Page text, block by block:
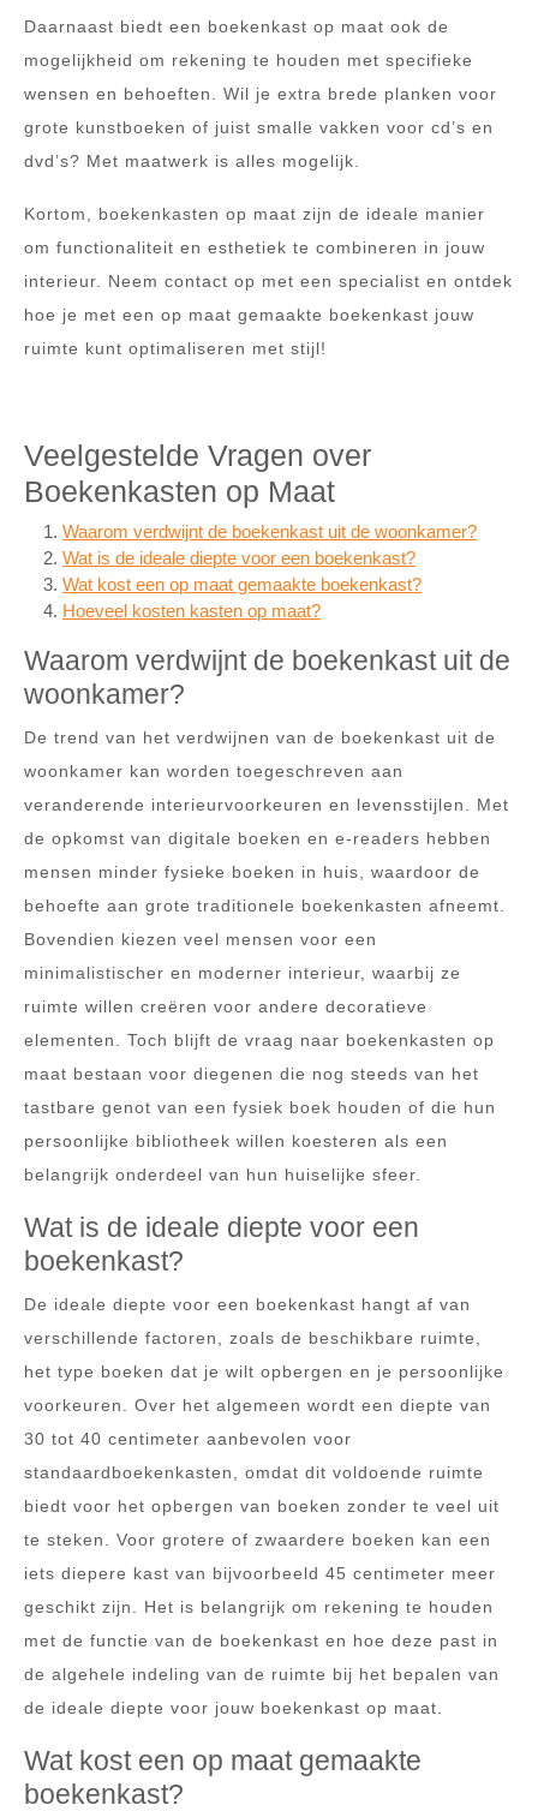
Daarnaast biedt een boekenkast op maat ook de
mogelijkheid om rekening te houden met specifieke
wensen en behoeften. Wil je extra brede planken voor
grote kunstboeken of juist smalle vakken voor cd’s en
dvd’s? Met maatwerk is alles mogelijk.
Kortom, boekenkasten op maat zijn de ideale manier
om functionaliteit en esthetiek te combineren in jouw
interieur. Neem contact op met een specialist en ontdek
hoe je met een op maat gemaakte boekenkast jouw
ruimte kunt optimaliseren met stijl!
Veelgestelde Vragen over
Boekenkasten op Maat
Waarom verdwijnt de boekenkast uit de woonkamer?
Wat is de ideale diepte voor een boekenkast?
Wat kost een op maat gemaakte boekenkast?
Hoeveel kosten kasten op maat?
Waarom verdwijnt de boekenkast uit de
woonkamer?
De trend van het verdwijnen van de boekenkast uit de
woonkamer kan worden toegeschreven aan
veranderende interieurvoorkeuren en levensstijlen. Met
de opkomst van digitale boeken en e-readers hebben
mensen minder fysieke boeken in huis, waardoor de
behoefte aan grote traditionele boekenkasten afneemt.
Bovendien kiezen veel mensen voor een
minimalistischer en moderner interieur, waarbij ze
ruimte willen creëren voor andere decoratieve
elementen. Toch blijft de vraag naar boekenkasten op
maat bestaan voor diegenen die nog steeds van het
tastbare genot van een fysiek boek houden of die hun
persoonlijke bibliotheek willen koesteren als een
belangrijk onderdeel van hun huiselijke sfeer.
Wat is de ideale diepte voor een
boekenkast?
De ideale diepte voor een boekenkast hangt af van
verschillende factoren, zoals de beschikbare ruimte,
het type boeken dat je wilt opbergen en je persoonlijke
voorkeuren. Over het algemeen wordt een diepte van
30 tot 40 centimeter aanbevolen voor
standaardboekenkasten, omdat dit voldoende ruimte
biedt voor het opbergen van boeken zonder te veel uit
te steken. Voor grotere of zwaardere boeken kan een
iets diepere kast van bijvoorbeeld 45 centimeter meer
geschikt zijn. Het is belangrijk om rekening te houden
met de functie van de boekenkast en hoe deze past in
de algehele indeling van de ruimte bij het bepalen van
de ideale diepte voor jouw boekenkast op maat.
Wat kost een op maat gemaakte
boekenkast?